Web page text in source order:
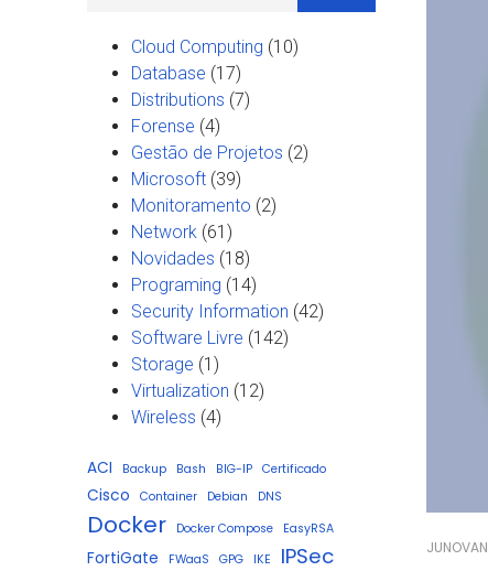
Cloud Computing (10)
Database (17)
Distributions (7)
Forense (4)
Gestão de Projetos (2)
Microsoft (39)
Monitoramento (2)
Network (61)
Novidades (18)
Programing (14)
Security Information (42)
Software Livre (142)
Storage (1)
Virtualization (12)
Wireless (4)
ACI Backup Bash BIG-IP Certificado
Cisco Container Debian DNS
Docker Docker Compose EasyRSA
FortiGate FWaaS GPG IKE IPSec JUNOVAN